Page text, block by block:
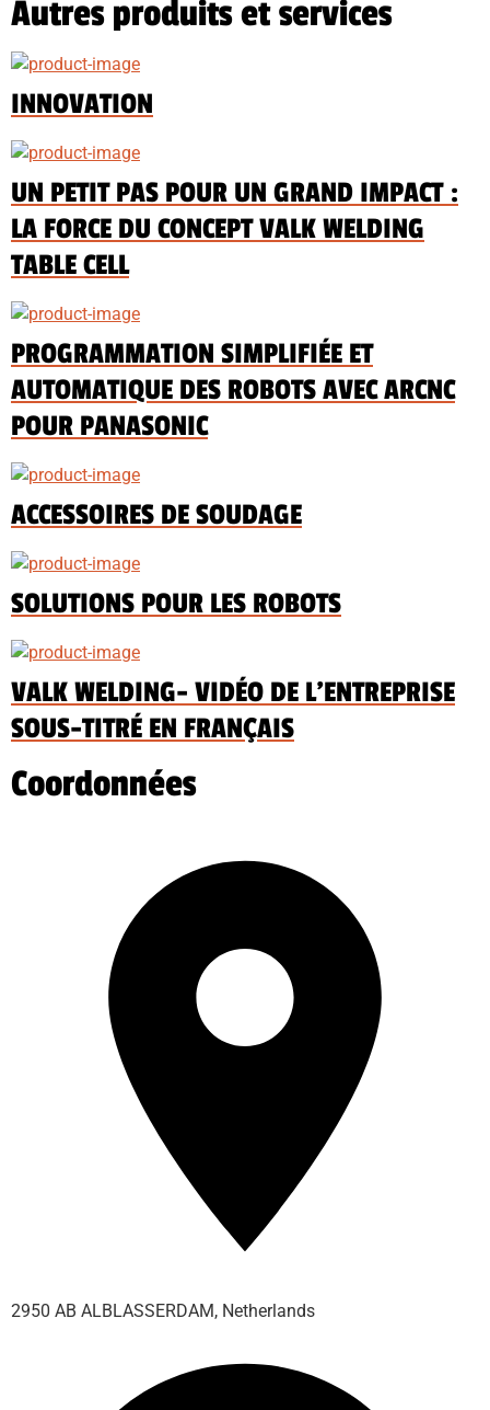
Autres produits et services
INNOVATION
UN PETIT PAS POUR UN GRAND IMPACT :
LA FORCE DU CONCEPT VALK WELDING
TABLE CELL
PROGRAMMATION SIMPLIFIÉE ET
AUTOMATIQUE DES ROBOTS AVEC ARCNC
POUR PANASONIC
ACCESSOIRES DE SOUDAGE
SOLUTIONS POUR LES ROBOTS
VALK WELDING- VIDÉO DE L’ENTREPRISE
SOUS-TITRÉ EN FRANÇAIS
Coordonnées
2950 AB ALBLASSERDAM, Netherlands